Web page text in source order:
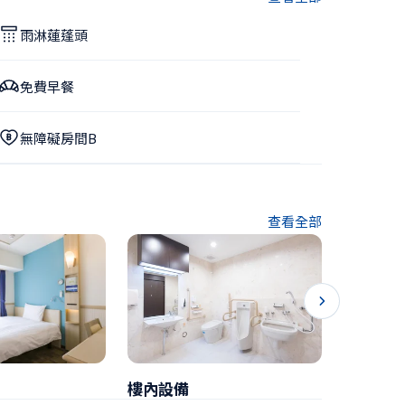
雨淋蓮蓬頭
免費早餐
無障礙房間B
查看全部
樓內設備